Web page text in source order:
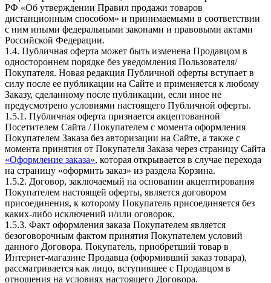
РФ «Об утверждении Правил продажи товаров
дистанционным способом» и принимаемыми в соответствии
с ним иными федеральными законами и правовыми актами
Российской Федерации.
1.4. Публичная оферта может быть изменена Продавцом в
одностороннем порядке без уведомления Пользователя/
Покупателя. Новая редакция Публичной оферты вступает в
силу после ее публикации на Сайте и применяется к любому
Заказу, сделанному после публикации, если иное не
предусмотрено условиями настоящего Публичной оферты.
1.5.1. Публичная оферта признается акцептованной
Посетителем Сайта / Покупателем с момента оформления
Покупателем Заказа без авторизации на Сайте, а также с
момента принятия от Покупателя Заказа через страницу Сайта
«Оформление заказа», которая открывается в случае перехода
на страницу «оформить заказ» из раздела Корзина.
1.5.2. Договор, заключаемый на основании акцептирования
Покупателем настоящей оферты, является договором
присоединения, к которому Покупатель присоединяется без
каких-либо исключений и/или оговорок.
1.5.3. Факт оформления заказа Покупателем является
безоговорочным фактом принятия Покупателем условий
данного Договора. Покупатель, приобретший товар в
Интернет-магазине Продавца (оформивший заказ товара),
рассматривается как лицо, вступившее с Продавцом в
отношения на условиях настоящего Договора.